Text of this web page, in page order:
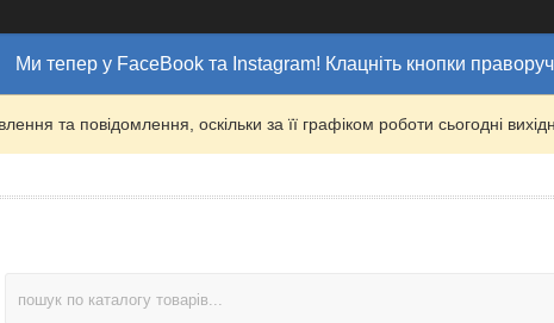
Ми тепер у FaceBook та Instagram! Клацніть кнопки
та повідомлення, оскільки за її графіком роботи сьогодні